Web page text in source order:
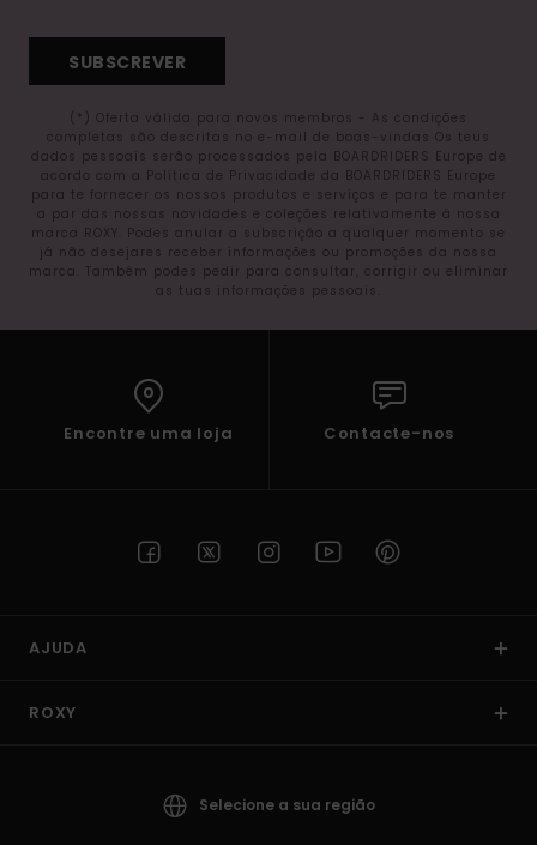
SUBSCREVER
(*) Oferta válida para novos membros - As condições
completas são descritas no e-mail de boas-vindas Os teus
dados pessoais serão processados pela BOARDRIDERS Europe de
acordo com a Política de Privacidade da BOARDRIDERS Europe
para te fornecer os nossos produtos e serviços e para te manter
a par das nossas novidades e coleções relativamente à nossa
marca ROXY. Podes anular a subscrição a qualquer momento se
já não desejares receber informações ou promoções da nossa
marca. Também podes pedir para consultar, corrigir ou eliminar
as tuas informações pessoais.
Encontre uma loja Contacte-nos
AJUDA
ROXY
Selecione a sua região